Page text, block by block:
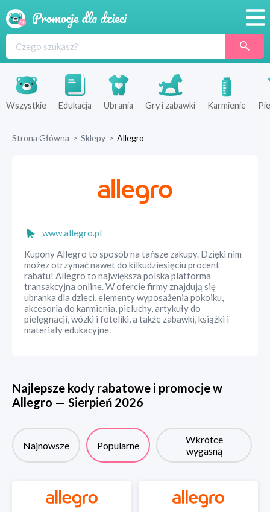
Produkty
Sklepy
Wszystkie Edukacja Ubrania Gry i zabawki Karmienie
Strona Główna > Sklepy > Allegro
www.allegro.pl
Kupony Allegro to sposób na tańsze zakupy. Dzięki nim
możez otrzymać nawet do kilkudziesięciu procent
rabatu! Allegro to największa polska platforma
transakcyjna online. W ofercie firmy znajdują się
ubranka dla dzieci, elementy wyposażenia pokoiku,
akcesoria do karmienia, pieluchy, artykuły do
pielęgnacji, wózki i foteliki, a także zabawki, książki i
materiały edukacyjne.
Najlepsze kody rabatowe i promocje w
Allegro — Sierpień 2026
Najnowsze Popularne
Wkrótce
wygasną